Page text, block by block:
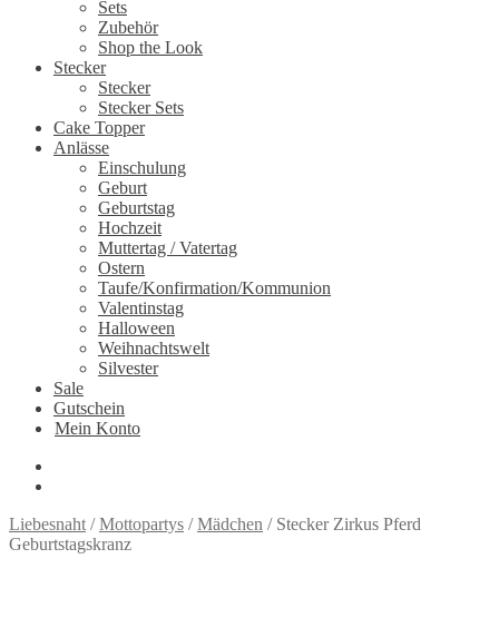
Sets
Zubehör
Shop the Look
Stecker
Stecker
Stecker Sets
Cake Topper
Anlässe
Einschulung
Geburt
Geburtstag
Hochzeit
Muttertag / Vatertag
Ostern
Taufe/Konfirmation/Kommunion
Valentinstag
Halloween
Weihnachtswelt
Silvester
Sale
Gutschein
Mein Konto
Liebesnaht /Mottopartys /Mädchen / Stecker Zirkus Pferd
Geburtstagskranz